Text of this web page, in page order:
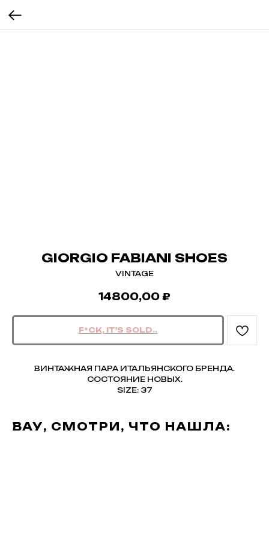
GIORGIO FABIANI SHOES
VINTAGE
14800,00 ₽
ВИНТАЖНАЯ ПАРА ИТАЛЬЯНСКОГО БРЕНДА.
СОСТОЯНИЕ НОВЫХ.
SIZE: 37
ВАУ, СМОТРИ, ЧТО НАШЛА: